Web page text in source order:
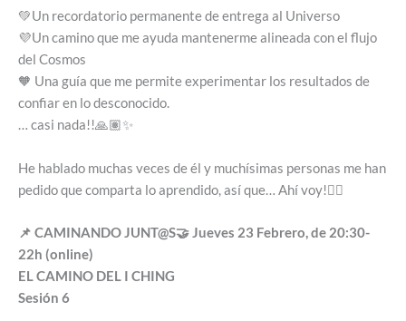
💚Un recordatorio permanente de entrega al Universo
💜Un camino que me ayuda mantenerme alineada con el flujo
del Cosmos
🧡 Una guía que me permite experimentar los resultados de
confiar en lo desconocido.
… casi nada!!🙏🏽✨
He hablado muchas veces de él y muchísimas personas me han
pedido que comparta lo aprendido, así que… Ahí voy!👇🏼
📌 CAMINANDO JUNT@S🤝 Jueves 23 Febrero, de 20:30-
22h (online)
EL CAMINO DEL I CHING
Sesión 6